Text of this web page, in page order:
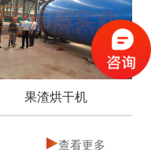
果渣烘干机
查看更多